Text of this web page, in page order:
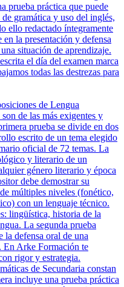
prueba práctica que puede
gramática y uso del inglés,
ello redactado íntegramente
la presentación y defensa
situación de aprendizaje.
el día del examen marca
todas las destrezas para
de Lengua
de las más exigentes y
prueba se divide en dos
escrito de un tema elegido
oficial de 72 temas. La
y literario de un
género literario y época
debe demostrar su
múltiples niveles (fonético,
con un lenguaje técnico.
lingüística, historia de la
La segunda prueba
la defensa oral de una
En Arke Formación te
rigor y estrategia.
de Secundaria constan
incluye una prueba práctica